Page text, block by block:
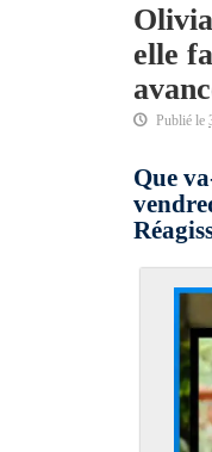
elle
Publié le
Que